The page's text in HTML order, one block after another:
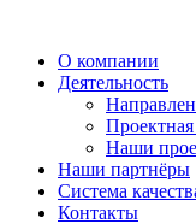
О компании
Деятельность
Проектная
Наши
Наши партнёры
Система
Контакты